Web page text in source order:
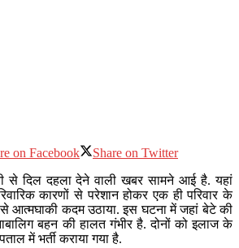
on Facebook
Share on Twitter
से दिल दहला देने वाली खबर सामने आई है. यहां
कारणों से परेशान होकर एक ही परिवार के
आत्मघाकी कदम उठाया. इस घटना में जहां बेटे की
बहन की हालत गंभीर है. दोनों को इलाज के
में भर्ती कराया गया है.